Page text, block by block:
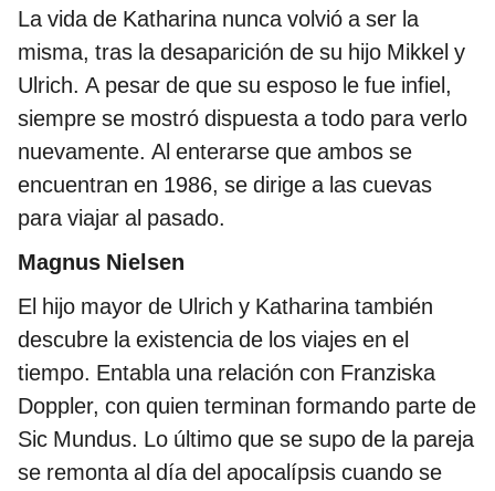
La vida de Katharina nunca volvió a ser la
misma, tras la desaparición de su hijo Mikkel y
Ulrich. A pesar de que su esposo le fue infiel,
siempre se mostró dispuesta a todo para verlo
nuevamente. Al enterarse que ambos se
encuentran en 1986, se dirige a las cuevas
para viajar al pasado.
Magnus Nielsen
El hijo mayor de Ulrich y Katharina también
descubre la existencia de los viajes en el
tiempo. Entabla una relación con Franziska
Doppler, con quien terminan formando parte de
Sic Mundus. Lo último que se supo de la pareja
se remonta al día del apocalípsis cuando se